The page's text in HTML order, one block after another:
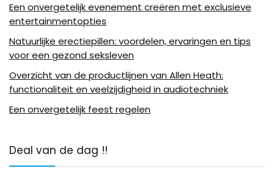
Een onvergetelijk evenement creëren met exclusieve
entertainmentopties
Natuurlijke erectiepillen: voordelen, ervaringen en tips
voor een gezond seksleven
Overzicht van de productlijnen van Allen Heath:
functionaliteit en veelzijdigheid in audiotechniek
Een onvergetelijk feest regelen
Deal van de dag !!